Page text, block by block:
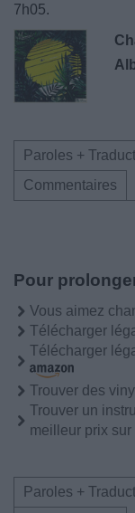
7h05.
Paroles +
Commentaires
Pour
Vous aimez
Télécharger
Télécharger
Trouver des
Trouver un
meilleur prix sur
Paroles +